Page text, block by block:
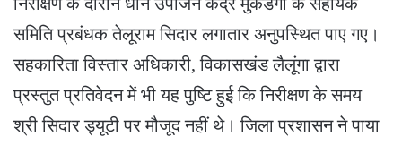
समिति प्रबंधक तेलूराम सिदार लगातार अनुपस्थित पाए गए।
सहकारिता विस्तार अधिकारी, विकासखंड लैलूंगा द्वारा
प्रस्तुत प्रतिवेदन में भी यह पुष्टि हुई कि निरीक्षण के समय
श्री सिदार ड्यूटी पर मौजूद नहीं थे। जिला प्रशासन ने पाया